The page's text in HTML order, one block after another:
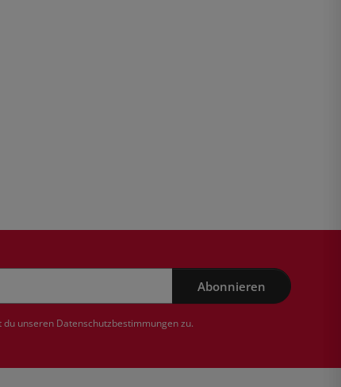
Abonnieren
du unseren Datenschutzbestimmungenzu.